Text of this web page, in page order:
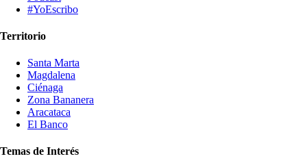
#YoEscribo
Territorio
Santa Marta
Magdalena
Ciénaga
Zona Bananera
Aracataca
El Banco
Temas de Interés